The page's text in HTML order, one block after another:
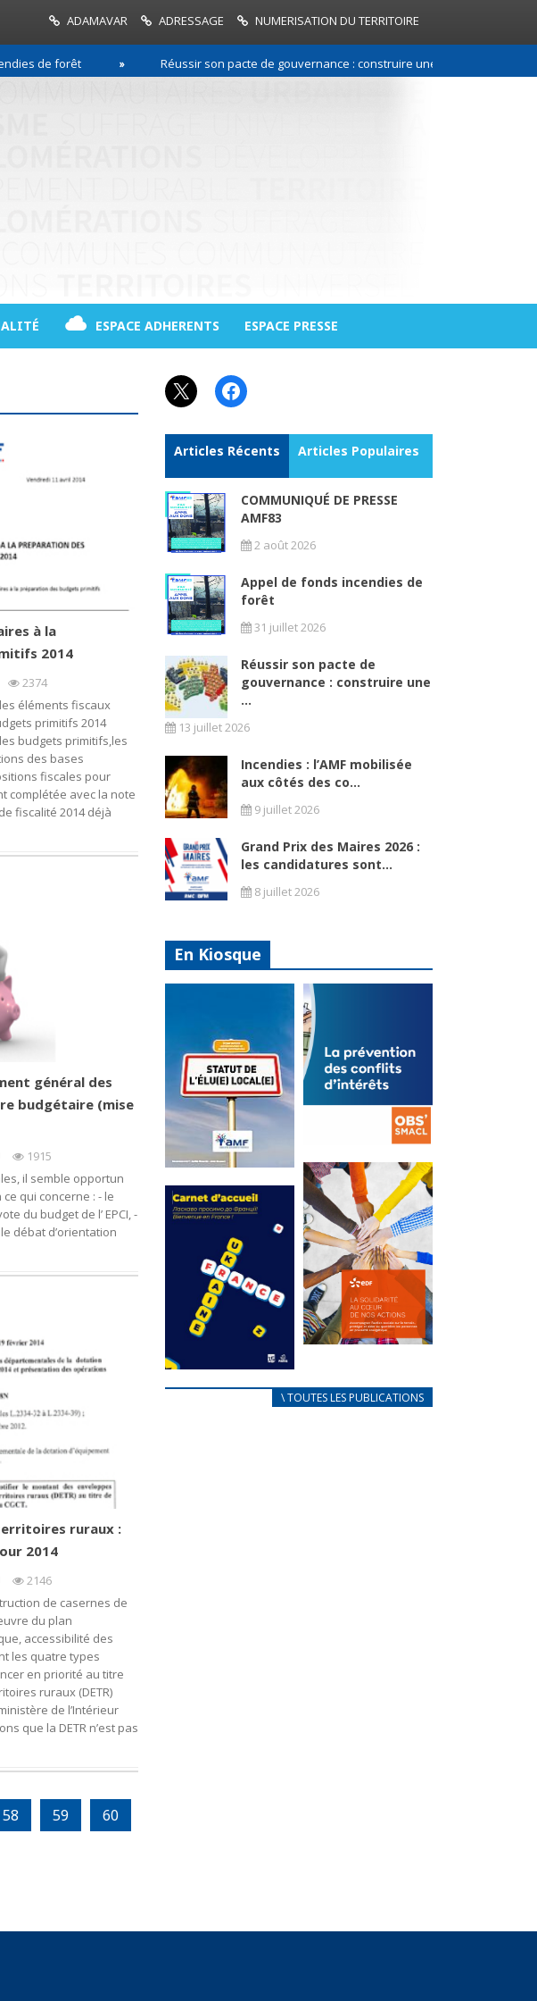
ADAMAVAR ADRESSAGE NUMERISATION DU TERRITOIRE
de forêt Réussir son pacte de gouvernance : construire une relation de confiance
ESPACE ADHERENTS ESPACE PRESSE
à la
2014
2374
éléments fiscaux
primitifs 2014
budgets primitifs,les
des bases
fiscales pour
complétée avec la note
fiscalité 2014 déjà
général des
budgétaire (mise
1915
il semble opportun
qui concerne : - le
du budget de l’ EPCI, -
débat d’orientation
ruraux :
2014
2146
de casernes de
du plan
accessibilité des
les quatre types
en priorité au titre
ruraux (DETR)
de l’Intérieur
que la DETR n’est pas
58 59
60
X Facebook
Articles Récents Articles Populaires
COMMUNIQUÉ DE PRESSE
AMF83
2 août 2026
Appel de fonds incendies de
forêt
31 juillet 2026
Réussir son pacte de
gouvernance : construire une
...
13 juillet 2026
Incendies : l’AMF mobilisée
aux côtés des co...
9 juillet 2026
Grand Prix des Maires 2026 :
les candidatures sont...
8 juillet 2026
En Kiosque
Statut de
l’élu local
Mise à jour avril
2024
FEUILLETER
La
prévention
des conflits
d’intérêts
18 septembre 2023
FEUILLETER
au coeur de
nos actions
\ TOUTES LES PUBLICATIONS